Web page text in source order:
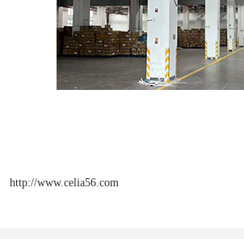
http://www.celia56.com